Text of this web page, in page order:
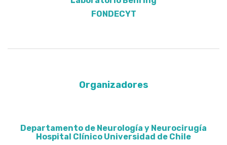
FONDECYT
Organizadores
Departamento de Neurología y Neurocirugía
Hospital Clínico Universidad de Chile